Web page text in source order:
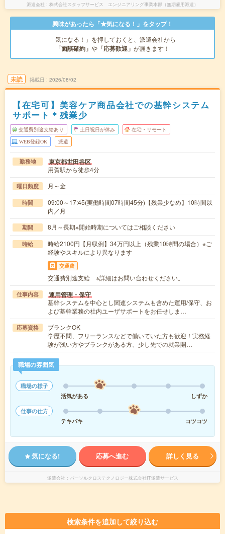
派遣会社 株式会社スタッフサービス エンジニアリング事業本部（無期雇用派遣）
興味があったら「★気になる！」をタップ！
「気になる！」を押しておくと、派遣会社から
「面談確約」 や 「応募歓迎」 が届きます！
未読 掲載日 2026/08/02
【在宅可】美容ケア商品会社での基幹システム
サポート＊残業少
交通費別途支給あり 土日祝日が休み 在宅・リモート
WEB登録OK 派遣
勤務地 東京都世田谷区
用賀駅から徒歩4分
曜日頻度 月～金
時間
09:00～17:45(実働時間07時間45分)【残業少なめ】10時間以
内／月
期間 8月～長期※開始時期についてはご相談ください
時給
時給2100円【月収例】34万円以上（残業10時間の場合）※ご
経験やスキルにより異なります
交通費
交通費別途支給 ※詳細はお問い合わせください。
仕事内容 運用管理・保守
基幹システムを中心とし関連システムも含めた運用/保守、お
よび基幹業務の社内ユーザサポートをお任せしま…
応募資格
ブランクOK
学歴不問、フリーランスなどで働いていた方も歓迎！実務経
験が浅い方やブランクがある方、少し先での就業開…
職場の雰囲気
職場の様子
活気がある
しずか
仕事の仕方
テキパキ
コツコツ
気になる! 応募へ進む 詳しく見る
派遣会社 パーソルクロステクノロジー株式会社IT派遣サービス
検索条件を追加して絞り込む